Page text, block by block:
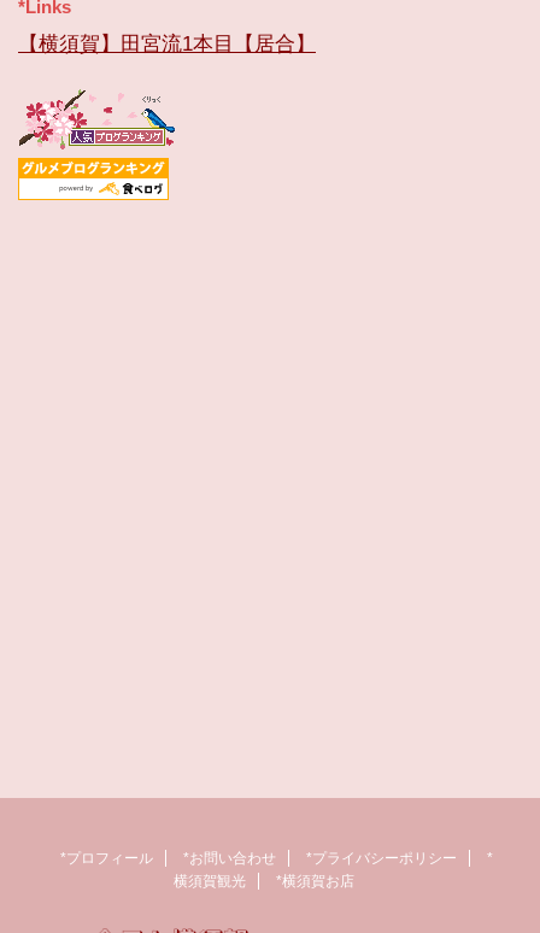
*Links
【横須賀】田宮流1本目【居合】
*プロフィール *お問い合わせ *プライバシーポリシー
*
横須賀観光
*横須賀お店